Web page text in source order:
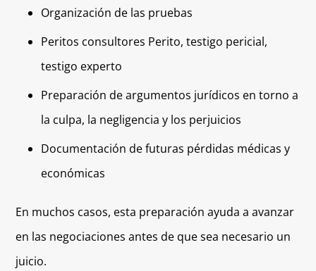
Organización de las pruebas
Peritos consultores Perito, testigo pericial,
testigo experto
Preparación de argumentos jurídicos en torno a
la culpa, la negligencia y los perjuicios
Documentación de futuras pérdidas médicas y
económicas
En muchos casos, esta preparación ayuda a avanzar
en las negociaciones antes de que sea necesario un
juicio.